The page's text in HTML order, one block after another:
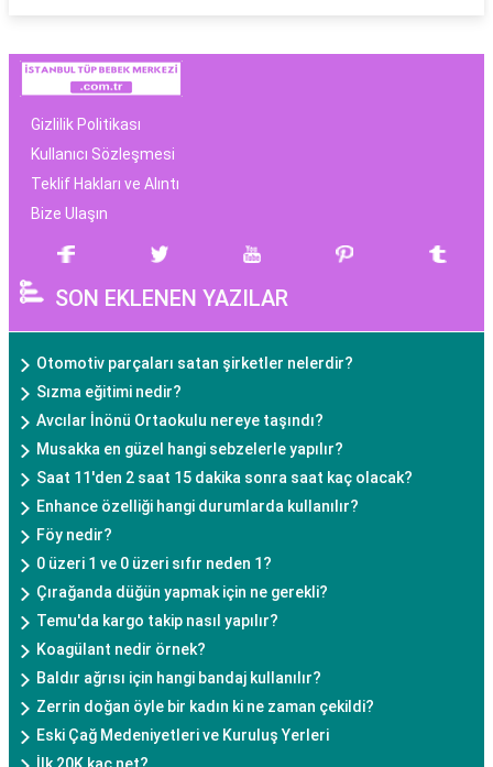
Gizlilik Politikası
Kullanıcı Sözleşmesi
Teklif Hakları ve Alıntı
Bize Ulaşın
SON EKLENEN YAZILAR
Otomotiv parçaları satan şirketler nelerdir?
Sızma eğitimi nedir?
Avcılar İnönü Ortaokulu nereye taşındı?
Musakka en güzel hangi sebzelerle yapılır?
Saat 11'den 2 saat 15 dakika sonra saat kaç olacak?
Enhance özelliği hangi durumlarda kullanılır?
Föy nedir?
0 üzeri 1 ve 0 üzeri sıfır neden 1?
Çırağanda düğün yapmak için ne gerekli?
Temu'da kargo takip nasıl yapılır?
Koagülant nedir örnek?
Baldır ağrısı için hangi bandaj kullanılır?
Zerrin doğan öyle bir kadın ki ne zaman çekildi?
Eski Çağ Medeniyetleri ve Kuruluş Yerleri